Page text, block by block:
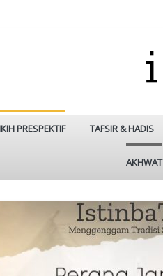
PRESPEKTIF TAFSIR & HADIS
AKHWAT